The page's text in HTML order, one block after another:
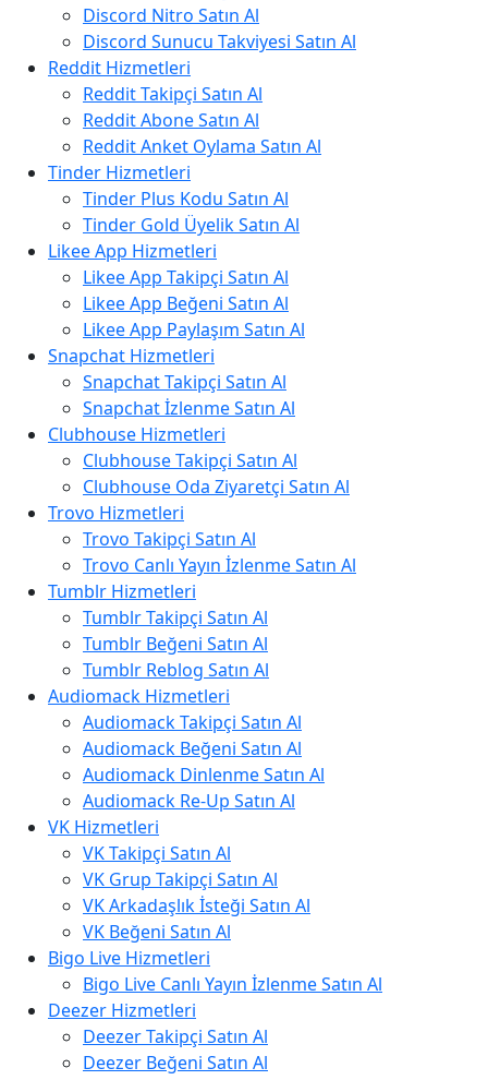
Discord Nitro Satın Al
Discord Sunucu Takviyesi Satın Al
Reddit Hizmetleri
Reddit Takipçi Satın Al
Reddit Abone Satın Al
Reddit Anket Oylama Satın Al
Tinder Hizmetleri
Tinder Plus Kodu Satın Al
Tinder Gold Üyelik Satın Al
Likee App Hizmetleri
Likee App Takipçi Satın Al
Likee App Beğeni Satın Al
Likee App Paylaşım Satın Al
Snapchat Hizmetleri
Snapchat Takipçi Satın Al
Snapchat İzlenme Satın Al
Clubhouse Hizmetleri
Clubhouse Takipçi Satın Al
Clubhouse Oda Ziyaretçi Satın Al
Trovo Hizmetleri
Trovo Takipçi Satın Al
Trovo Canlı Yayın İzlenme Satın Al
Tumblr Hizmetleri
Tumblr Takipçi Satın Al
Tumblr Beğeni Satın Al
Tumblr Reblog Satın Al
Audiomack Hizmetleri
Audiomack Takipçi Satın Al
Audiomack Beğeni Satın Al
Audiomack Dinlenme Satın Al
Audiomack Re-Up Satın Al
VK Hizmetleri
VK Takipçi Satın Al
VK Grup Takipçi Satın Al
VK Arkadaşlık İsteği Satın Al
VK Beğeni Satın Al
Bigo Live Hizmetleri
Bigo Live Canlı Yayın İzlenme Satın Al
Deezer Hizmetleri
Deezer Takipçi Satın Al
Deezer Beğeni Satın Al